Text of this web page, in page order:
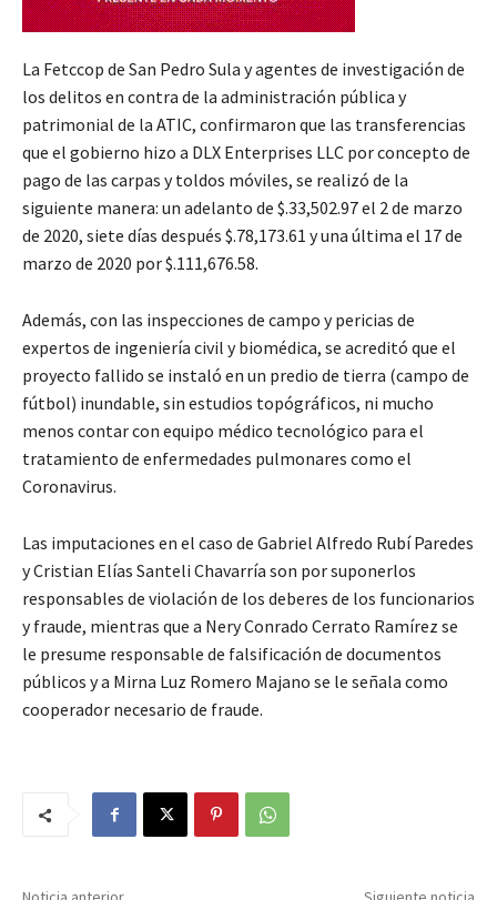
La Fetccop de San Pedro Sula y agentes de investigación de
los delitos en contra de la administración pública y
patrimonial de la ATIC, confirmaron que las transferencias
que el gobierno hizo a DLX Enterprises LLC por concepto de
pago de las carpas y toldos móviles, se realizó de la
siguiente manera: un adelanto de $.33,502.97 el 2 de marzo
de 2020, siete días después $.78,173.61 y una última el 17 de
marzo de 2020 por $.111,676.58.
Además, con las inspecciones de campo y pericias de
expertos de ingeniería civil y biomédica, se acreditó que el
proyecto fallido se instaló en un predio de tierra (campo de
fútbol) inundable, sin estudios topógráficos, ni mucho
menos contar con equipo médico tecnológico para el
tratamiento de enfermedades pulmonares como el
Coronavirus.
Las imputaciones en el caso de Gabriel Alfredo Rubí Paredes
y Cristian Elías Santeli Chavarría son por suponerlos
responsables de violación de los deberes de los funcionarios
y fraude, mientras que a Nery Conrado Cerrato Ramírez se
le presume responsable de falsificación de documentos
públicos y a Mirna Luz Romero Majano se le señala como
cooperador necesario de fraude.